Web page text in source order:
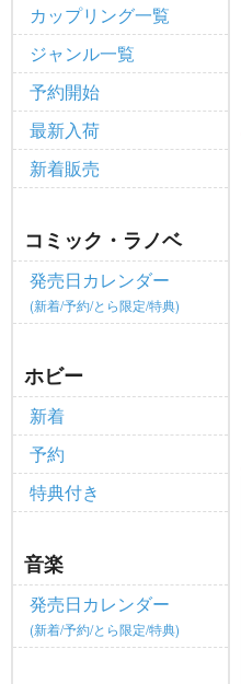
カップリング一覧
ジャンル一覧
予約開始
最新入荷
新着販売
コミック・ラノベ
発売日カレンダー
(新着/予約/とら限定/特典)
ホビー
新着
予約
特典付き
音楽
発売日カレンダー
(新着/予約/とら限定/特典)